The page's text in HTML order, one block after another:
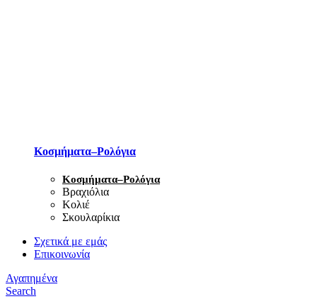
Κοσμήματα–Ρολόγια
Κοσμήματα–Ρολόγια
Βραχιόλια
Κολιέ
Σκουλαρίκια
Σχετικά με εμάς
Επικοινωνία
Αγαπημένα
Search